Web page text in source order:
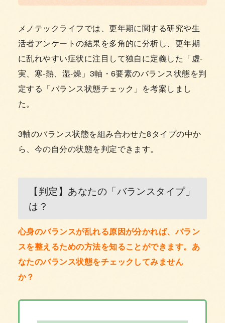
メノテックライフでは、更年期に関する研究や生
活者アンケートの結果を多角的に分析し、更年期
に乱れやすい症状に注目して独自に定義した「虚-
実、寒-熱、湿-燥」3軸・6要素のバランス状態を判
定する「バランス状態チェック」を考案しまし
た。
3軸のバランス状態を組み合わせた8タイプの中か
ら、今の自分の状態を判定できます。
【判定】あなたの「バランスタイプ」
は？
心身のバランスが乱れる原因が分かれば、バラン
スを整えるための方法を知ることができます。あ
なたのバランス状態をチェックしてみません
か？